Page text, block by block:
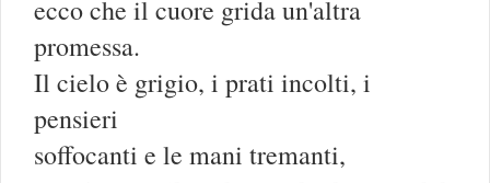
ecco che il cuore grida un'altra
promessa.
Il cielo è grigio, i prati incolti, i
pensieri
soffocanti e le mani tremanti,